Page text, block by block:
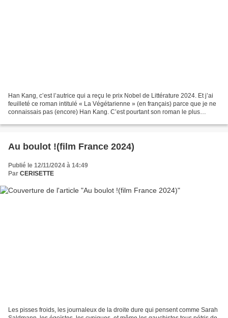
Han Kang, c’est l’autrice qui a reçu le prix Nobel de Littérature 2024. Et j’ai
feuilleté ce roman intitulé « La Végétarienne » (en français) parce que je ne
connaissais pas (encore) Han Kang. C’est pourtant son roman le plus
Au boulot !(film France 2024)
Publié le 12/11/2024 à 14:49
Par CERISETTE
Les pisses froids, les journaleux de la droite dure qui pensent comme Sarah